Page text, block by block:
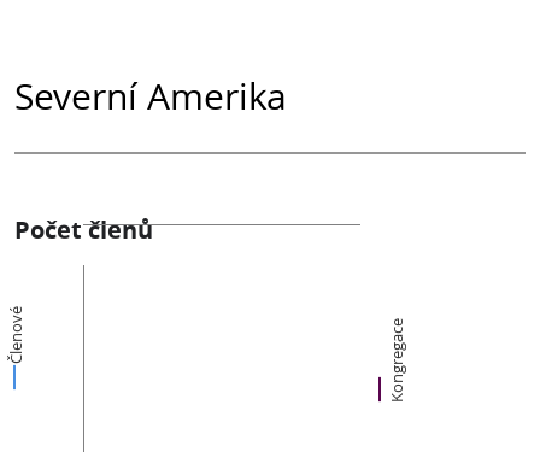
Severní Amerika
Počet členů
Členové Kongregace